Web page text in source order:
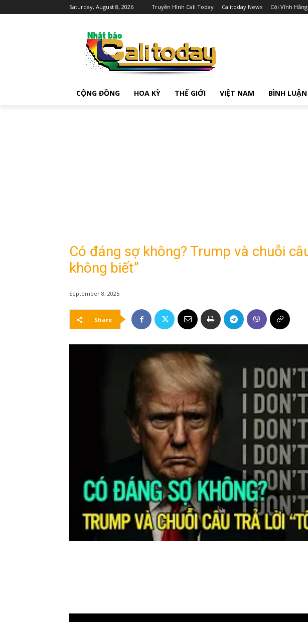
Saturday, August 8, 2026 Truyền Hình Cali Today Calitoday News Cõi Vĩnh Hằng
CỘNG ĐỒNG HOA KỲ THẾ GIỚI VIỆT NAM BÌNH LUẬN
Có đáng sợ không? Trump và chuỗi
không biết”
September 8, 2025
Share